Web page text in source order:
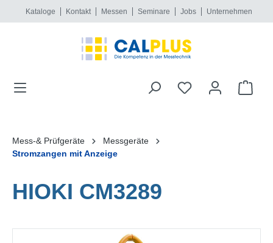
springen
Kataloge Kontakt Messen Seminare Jobs Unternehmen
Mess-& Prüfgeräte
Messgeräte
Stromzangen mit Anzeige
HIOKI CM3289